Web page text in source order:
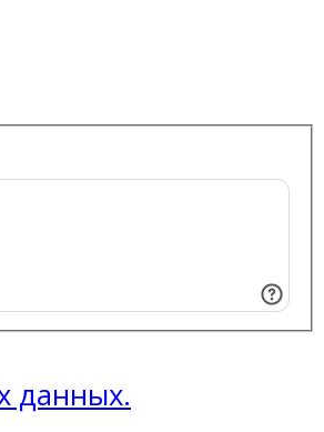
данных.